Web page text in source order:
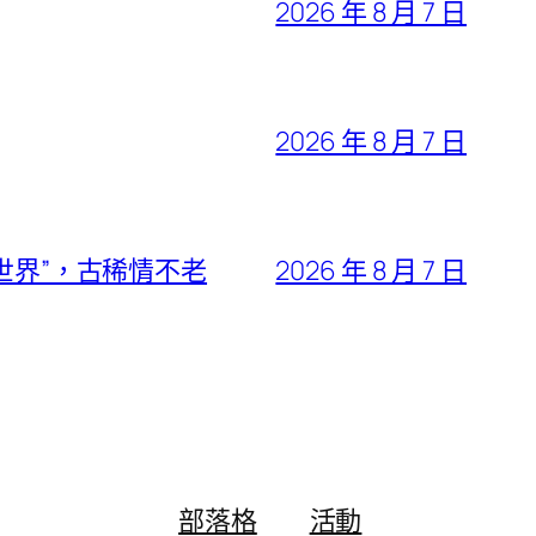
2026 年 8 月 7 日
2026 年 8 月 7 日
界”，古稀情不老 2026 年 8 月 7 日
部落格 活動